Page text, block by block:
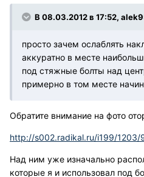
В 08.03.2012 в 17:52,
просто зачем ослаблять
аккуратно в месте
под стяжные болты над
примерно в том месте
Обратите внимание на фото
http://s002.radikal.ru/i199/1203/
Над ним уже изначально
которые я и использовал под